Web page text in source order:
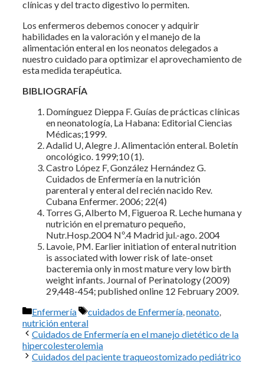
clínicas y del tracto digestivo lo permiten.
Los enfermeros debemos conocer y adquirir
habilidades en la valoración y el manejo de la
alimentación enteral en los neonatos delegados a
nuestro cuidado para optimizar el aprovechamiento de
esta medida terapéutica.
BIBLIOGRAFÍA
Domínguez Dieppa F. Guías de prácticas clínicas
en neonatología, La Habana: Editorial Ciencias
Médicas;1999.
Adalid U, Alegre J. Alimentación enteral. Boletín
oncológico. 1999;10 (1).
Castro López F, González Hernández G.
Cuidados de Enfermería en la nutrición
parenteral y enteral del recién nacido Rev.
Cubana Enfermer. 2006; 22(4)
Torres G, Alberto M, Figueroa R. Leche humana y
nutrición en el prematuro pequeño,
Nutr.Hosp.2004 Nº.4 Madrid jul.-ago. 2004
Lavoie, PM. Earlier initiation of enteral nutrition
is associated with lower risk of late-onset
bacteremia only in most mature very low birth
weight infants. Journal of Perinatology (2009)
29,448-454; published online 12 February 2009.
Categorías
Enfermería Etiquetas
cuidados de Enfermería,neonato,
nutrición enteral
Cuidados de Enfermería en el manejo dietético de la
hipercolesterolemia
Cuidados del paciente traqueostomizado pediátrico